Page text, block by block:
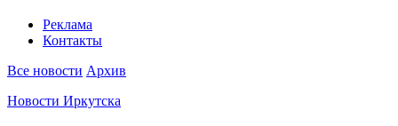
Реклама
Контакты
Все новости Архив
Новости Иркутска